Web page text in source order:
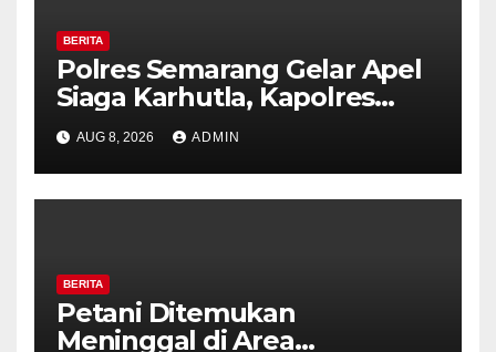
BERITA
Polres Semarang Gelar Apel
Siaga Karhutla, Kapolres
Tekankan Sinergi dan
Kesiapsiagaan Hadapi Musim
Kemarau.
AUG 8, 2026 ADMIN
BERITA
Petani Ditemukan
Meninggal di Area